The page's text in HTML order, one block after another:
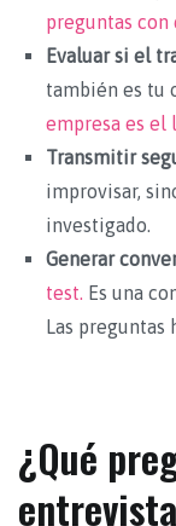
preguntas con
Evaluar si el
también es tu
empresa es el
Transmitir
improvisar,
investigado.
Generar
test. Es una
Las preguntas
¿Qué